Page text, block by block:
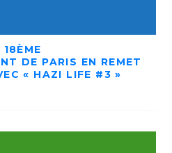
DE PARIS EN REMET
« HAZI LIFE #3 »